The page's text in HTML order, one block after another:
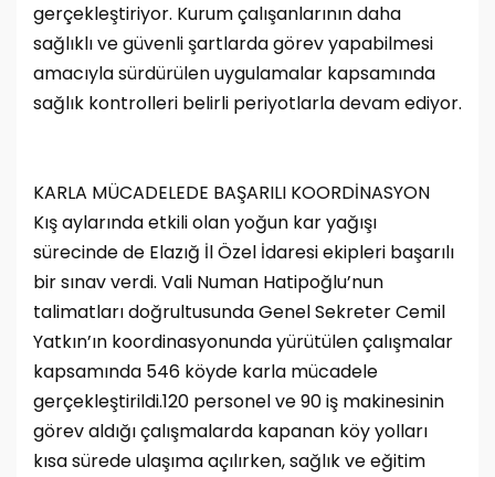
gerçekleştiriyor. Kurum çalışanlarının daha
sağlıklı ve güvenli şartlarda görev yapabilmesi
amacıyla sürdürülen uygulamalar kapsamında
sağlık kontrolleri belirli periyotlarla devam ediyor.
KARLA MÜCADELEDE BAŞARILI KOORDİNASYON
Kış aylarında etkili olan yoğun kar yağışı
sürecinde de Elazığ İl Özel İdaresi ekipleri başarılı
bir sınav verdi. Vali Numan Hatipoğlu’nun
talimatları doğrultusunda Genel Sekreter Cemil
Yatkın’ın koordinasyonunda yürütülen çalışmalar
kapsamında 546 köyde karla mücadele
gerçekleştirildi.120 personel ve 90 iş makinesinin
görev aldığı çalışmalarda kapanan köy yolları
kısa sürede ulaşıma açılırken, sağlık ve eğitim